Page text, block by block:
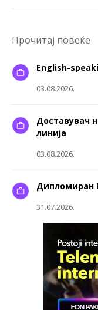
Прочитај повеќе
English-
03.08.2026.
Доставувач
линија
03.08.2026.
Дипломиран
31.07.2026.